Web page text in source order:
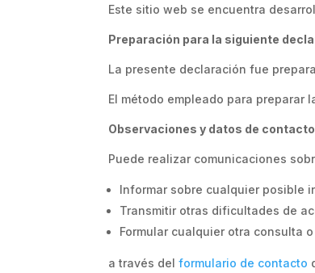
Este sitio web se encuentra
Preparación para la siguiente
La presente declaración fue
El método empleado para preparar
Observaciones y datos de contacto
Puede realizar comunicaciones
Informar sobre cualquier posible
Transmitir otras dificultades de
Formular cualquier otra consulta
a través delformulario de contacto